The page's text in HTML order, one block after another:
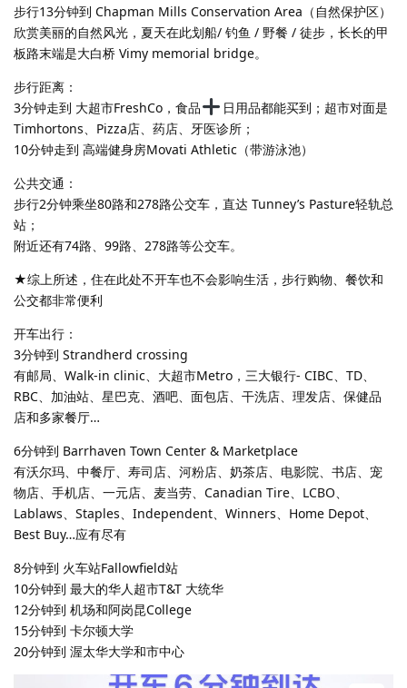
步行13分钟到 Chapman Mills Conservation Area（自然保护区）
欣赏美丽的自然风光，夏天在此划船/ 钓鱼 / 野餐 / 徒步，长长的甲
板路末端是大白桥 Vimy memorial bridge。
步行距离：
3分钟走到 大超市FreshCo，食品
日用品都能买到；超市对面是
Timhortons、Pizza店、药店、牙医诊所；
10分钟走到 高端健身房Movati Athletic（带游泳池）
公共交通：
步行2分钟乘坐80路和278路公交车，直达 Tunney’s Pasture轻轨总
站；
附近还有74路、99路、278路等公交车。
★综上所述，住在此处不开车也不会影响生活，步行购物、餐饮和
公交都非常便利​
开车出行：
3分钟到 Strandherd crossing
有邮局、Walk-in clinic、大超市Metro，三大银行- CIBC、TD、
RBC、加油站、星巴克、酒吧、面包店、干洗店、理发店、保健品
店和多家餐厅…
6分钟到 Barrhaven Town Center & Marketplace
有沃尔玛、中餐厅、寿司店、河粉店、奶茶店、电影院、书店、宠
物店、手机店、一元店、麦当劳、Canadian Tire、LCBO、
Lablaws、Staples、Independent、Winners、Home Depot、
Best Buy…应有尽有
8分钟到 火车站Fallowfield站
10分钟到 最大的华人超市T&T 大统华
12分钟到 机场和阿岗昆College
15分钟到 卡尔顿大学
20分钟到 渥太华大学和市中心